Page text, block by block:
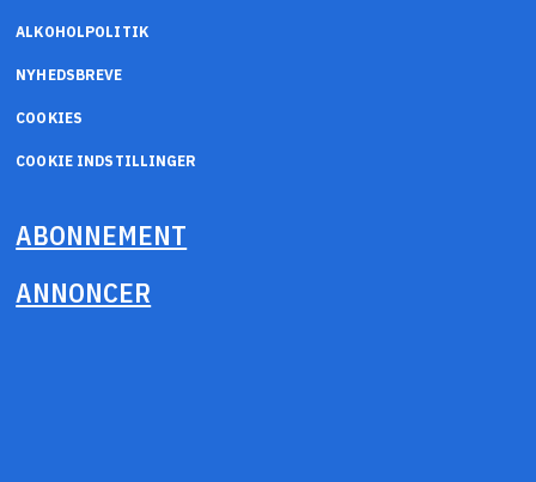
ALKOHOLPOLITIK
NYHEDSBREVE
COOKIES
COOKIE INDSTILLINGER
ABONNEMENT
ANNONCER